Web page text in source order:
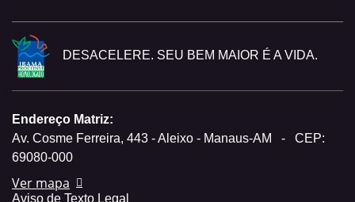
DESACELERE. SEU BEM MAIOR É A VIDA.
Endereço Matriz:
Av. Cosme Ferreira, 443 - Aleixo - Manaus-AM
-
CEP:
69080-000
Ver mapa
Aviso de Texto Legal